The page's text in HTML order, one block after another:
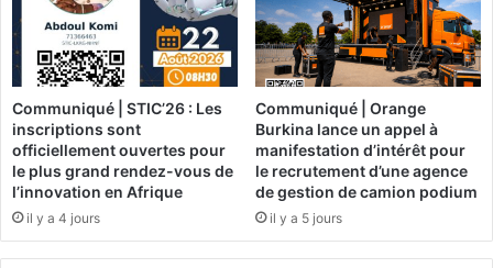
e
s
f
u
x
t
r
i
o
n
r
è
l
:
"
N
p
Communiqué | STIC’26 : Les
inscriptions sont
officiellement ouvertes pour
le plus grand rendez-vous de
l’innovation en Afrique
il y a 4 jours
Communiqué | Orange
Burkina lance un appel à
manifestation d’intérêt pour
le recrutement d’une agence
de gestion de camion podium
il y a 5 jours